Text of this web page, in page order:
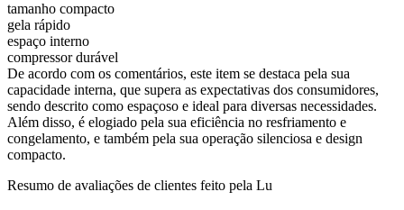
tamanho compacto
gela rápido
espaço interno
compressor durável
De acordo com os comentários, este item se destaca pela sua
capacidade interna, que supera as expectativas dos consumidores,
sendo descrito como espaçoso e ideal para diversas necessidades.
Além disso, é elogiado pela sua eficiência no resfriamento e
congelamento, e também pela sua operação silenciosa e design
compacto.
Resumo de avaliações de clientes feito pela Lu